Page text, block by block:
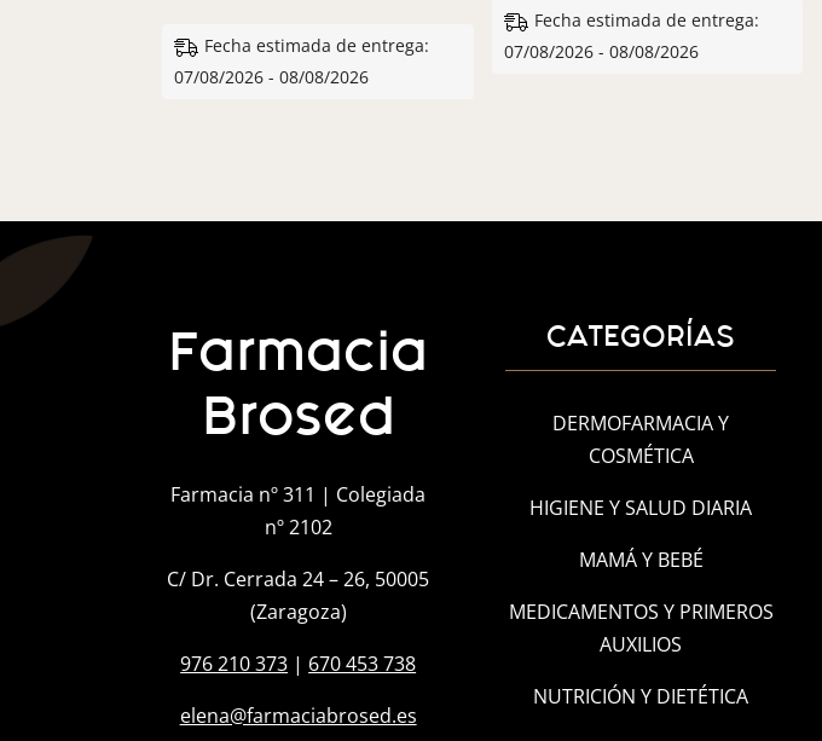
Fecha estimada de entrega:
07/08/2026 - 08/08/2026
Fecha estimada de entrega:
07/08/2026 - 08/08/2026
Farmacia
Brosed
Farmacia nº 311 | Colegiada
nº 2102
C/ Dr. Cerrada 24 – 26, 50005
(Zaragoza)
976 210 373 | 670 453 738
elena@farmaciabrosed.es
CATEGORÍAS
DERMOFARMACIA Y
COSMÉTICA
HIGIENE Y SALUD DIARIA
MAMÁ Y BEBÉ
MEDICAMENTOS Y PRIMEROS
AUXILIOS
NUTRICIÓN Y DIETÉTICA